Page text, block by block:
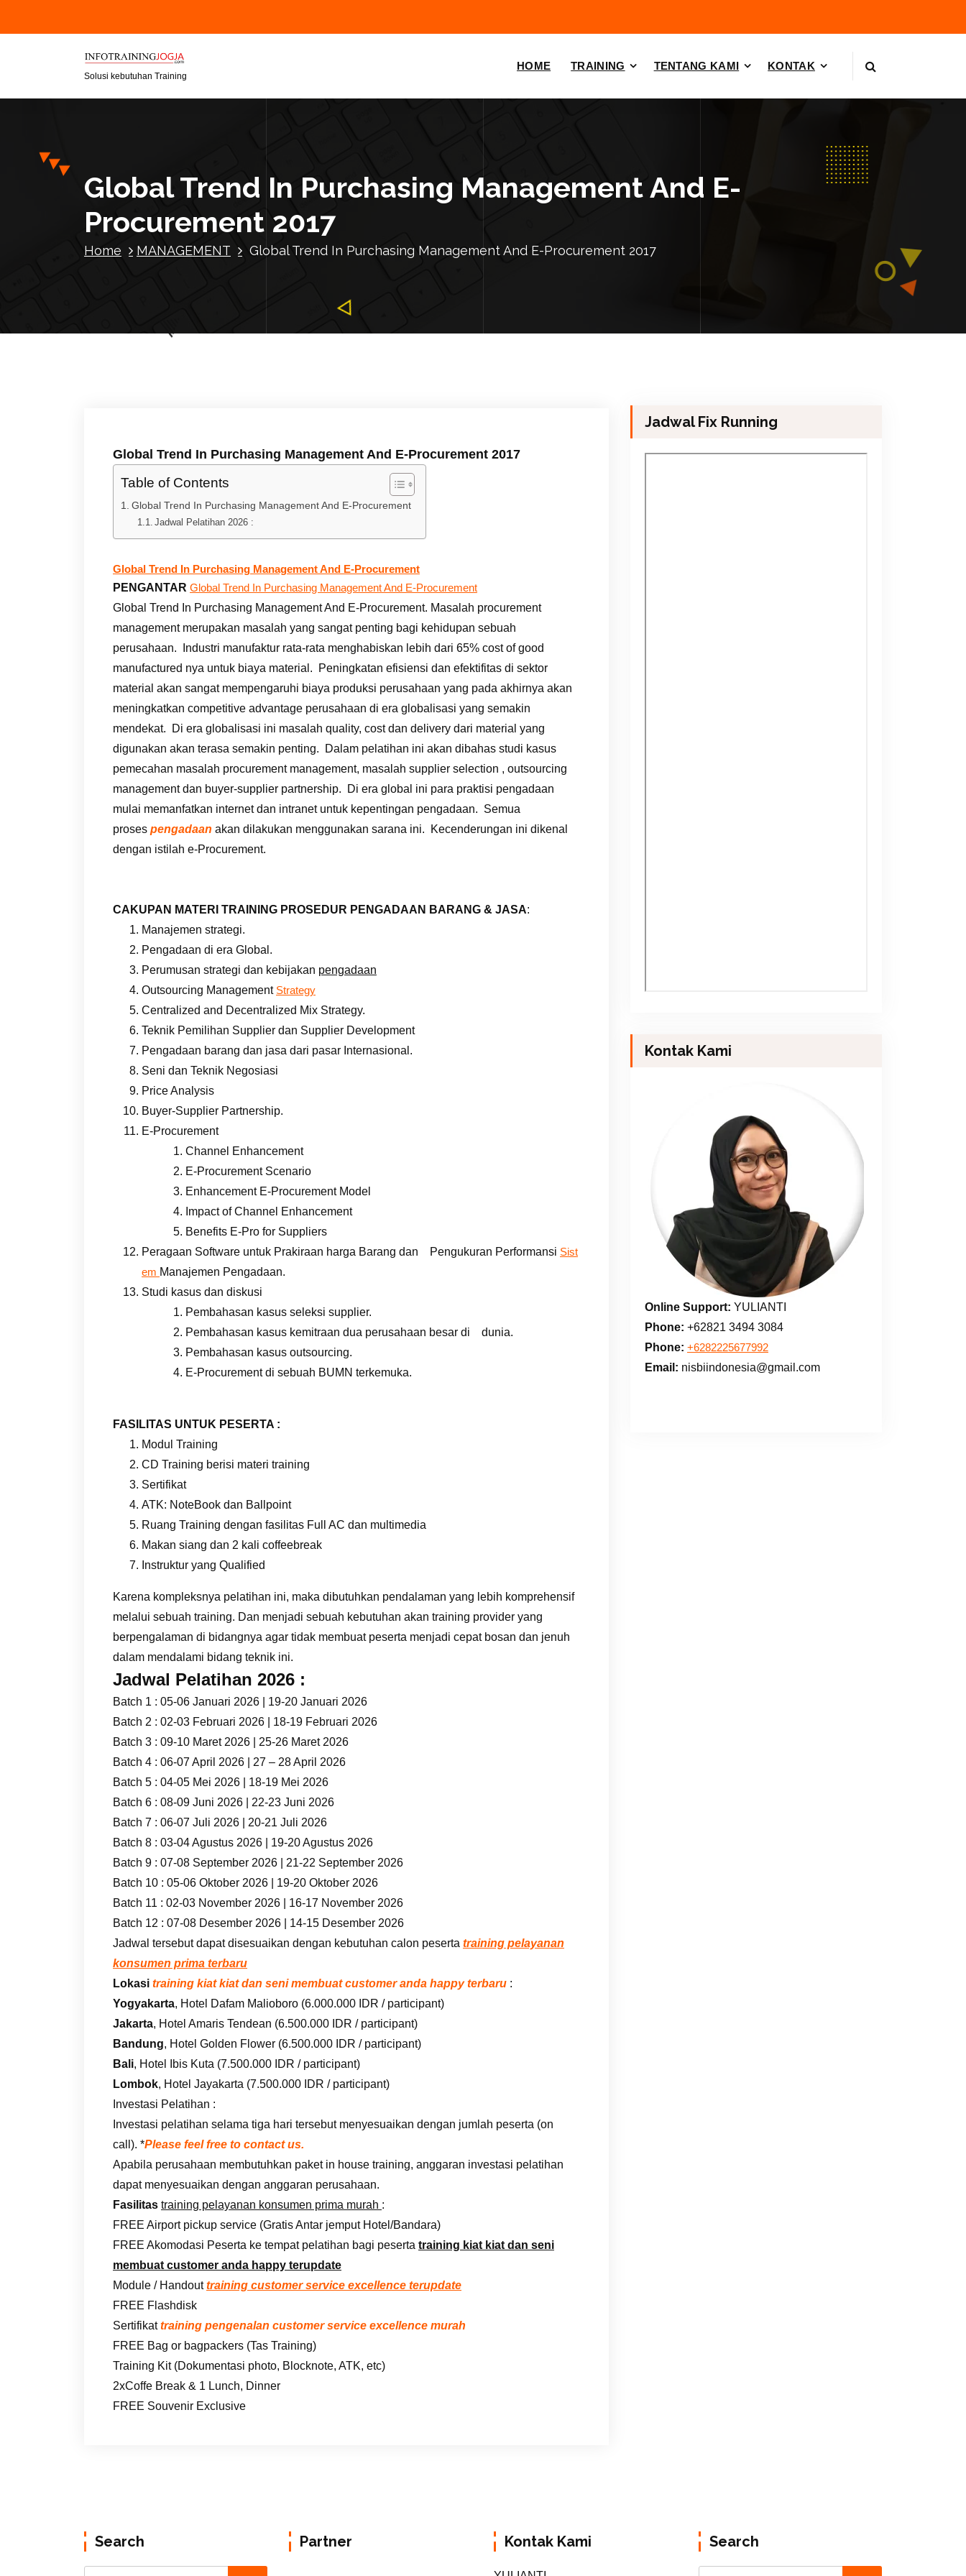
Solusi kebutuhan Training
HOME TRAINING TENTANG KAMI KONTAK
Global Trend In Purchasing Management And E-
Procurement 2017
Home MANAGEMENT Global Trend In Purchasing Management And E-Procurement 2017
Global Trend In Purchasing Management And E-Procurement 2017
Table of Contents
Global Trend In Purchasing Management And E-Procurement
Jadwal Pelatihan 2026 :
Global Trend In Purchasing Management And E-Procurement
PENGANTAR Global Trend In Purchasing Management And E-Procurement
Global Trend In Purchasing Management And E-Procurement. Masalah procurement
management merupakan masalah yang sangat penting bagi kehidupan sebuah
perusahaan. Industri manufaktur rata-rata menghabiskan lebih dari 65% cost of good
manufactured nya untuk biaya material. Peningkatan efisiensi dan efektifitas di sektor
material akan sangat mempengaruhi biaya produksi perusahaan yang pada akhirnya akan
meningkatkan competitive advantage perusahaan di era globalisasi yang semakin
mendekat. Di era globalisasi ini masalah quality, cost dan delivery dari material yang
digunakan akan terasa semakin penting. Dalam pelatihan ini akan dibahas studi kasus
pemecahan masalah procurement management, masalah supplier selection , outsourcing
management dan buyer-supplier partnership. Di era global ini para praktisi pengadaan
mulai memanfatkan internet dan intranet untuk kepentingan pengadaan. Semua
proses pengadaan akan dilakukan menggunakan sarana ini. Kecenderungan ini dikenal
dengan istilah e-Procurement.
CAKUPAN MATERI TRAINING PROSEDUR PENGADAAN BARANG & JASA:
Manajemen strategi.
Pengadaan di era Global.
Perumusan strategi dan kebijakan pengadaan
Outsourcing Management Strategy
Centralized and Decentralized Mix Strategy.
Teknik Pemilihan Supplier dan Supplier Development
Pengadaan barang dan jasa dari pasar Internasional.
Seni dan Teknik Negosiasi
Price Analysis
Buyer-Supplier Partnership.
E-Procurement
Channel Enhancement
E-Procurement Scenario
Enhancement E-Procurement Model
Impact of Channel Enhancement
Benefits E-Pro for Suppliers
Peragaan Software untuk Prakiraan harga Barang dan Pengukuran Performansi Sist
em Manajemen Pengadaan.
Studi kasus dan diskusi
Pembahasan kasus seleksi supplier.
Pembahasan kasus kemitraan dua perusahaan besar di dunia.
Pembahasan kasus outsourcing.
E-Procurement di sebuah BUMN terkemuka.
FASILITAS UNTUK PESERTA :
Modul Training
CD Training berisi materi training
Sertifikat
ATK: NoteBook dan Ballpoint
Ruang Training dengan fasilitas Full AC dan multimedia
Makan siang dan 2 kali coffeebreak
Instruktur yang Qualified
Karena kompleksnya pelatihan ini, maka dibutuhkan pendalaman yang lebih komprehensif
melalui sebuah training. Dan menjadi sebuah kebutuhan akan training provider yang
berpengalaman di bidangnya agar tidak membuat peserta menjadi cepat bosan dan jenuh
dalam mendalami bidang teknik ini.
Jadwal Pelatihan 2026 :
Batch 1 : 05-06 Januari 2026 | 19-20 Januari 2026
Batch 2 : 02-03 Februari 2026 | 18-19 Februari 2026
Batch 3 : 09-10 Maret 2026 | 25-26 Maret 2026
Batch 4 : 06-07 April 2026 | 27 – 28 April 2026
Batch 5 : 04-05 Mei 2026 | 18-19 Mei 2026
Batch 6 : 08-09 Juni 2026 | 22-23 Juni 2026
Batch 7 : 06-07 Juli 2026 | 20-21 Juli 2026
Batch 8 : 03-04 Agustus 2026 | 19-20 Agustus 2026
Batch 9 : 07-08 September 2026 | 21-22 September 2026
Batch 10 : 05-06 Oktober 2026 | 19-20 Oktober 2026
Batch 11 : 02-03 November 2026 | 16-17 November 2026
Batch 12 : 07-08 Desember 2026 | 14-15 Desember 2026
Jadwal tersebut dapat disesuaikan dengan kebutuhan calon peserta training pelayanan
konsumen prima terbaru
Lokasi training kiat kiat dan seni membuat customer anda happy terbaru :
Yogyakarta, Hotel Dafam Malioboro (6.000.000 IDR / participant)
Jakarta, Hotel Amaris Tendean (6.500.000 IDR / participant)
Bandung, Hotel Golden Flower (6.500.000 IDR / participant)
Bali, Hotel Ibis Kuta (7.500.000 IDR / participant)
Lombok, Hotel Jayakarta (7.500.000 IDR / participant)
Investasi Pelatihan :
Investasi pelatihan selama tiga hari tersebut menyesuaikan dengan jumlah peserta (on
call). *Please feel free to contact us.
Apabila perusahaan membutuhkan paket in house training, anggaran investasi pelatihan
dapat menyesuaikan dengan anggaran perusahaan.
Fasilitas training pelayanan konsumen prima murah :
FREE Airport pickup service (Gratis Antar jemput Hotel/Bandara)
FREE Akomodasi Peserta ke tempat pelatihan bagi peserta training kiat kiat dan seni
membuat customer anda happy terupdate
Module / Handouttraining customer service excellence terupdate
FREE Flashdisk
Sertifikattraining pengenalan customer service excellence murah
FREE Bag or bagpackers (Tas Training)
Training Kit (Dokumentasi photo, Blocknote, ATK, etc)
2xCoffe Break & 1 Lunch, Dinner
FREE Souvenir Exclusive
Jadwal Fix Running
Kontak Kami
Online Support: YULIANTI
Phone: +62821 3494 3084
Phone: +6282225677992
Email: nisbiindonesia@gmail.com
Search Partner Kontak Kami Search